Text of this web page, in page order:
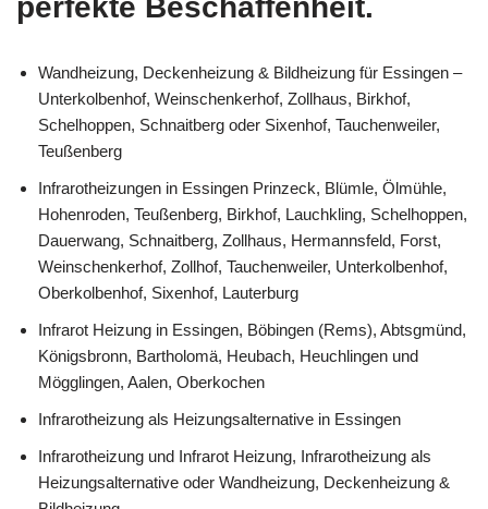
perfekte Beschaffenheit.
Wandheizung, Deckenheizung & Bildheizung für Essingen –
Unterkolbenhof, Weinschenkerhof, Zollhaus, Birkhof,
Schelhoppen, Schnaitberg oder Sixenhof, Tauchenweiler,
Teußenberg
Infrarotheizungen in Essingen Prinzeck, Blümle, Ölmühle,
Hohenroden, Teußenberg, Birkhof, Lauchkling, Schelhoppen,
Dauerwang, Schnaitberg, Zollhaus, Hermannsfeld, Forst,
Weinschenkerhof, Zollhof, Tauchenweiler, Unterkolbenhof,
Oberkolbenhof, Sixenhof, Lauterburg
Infrarot Heizung in Essingen, Böbingen (Rems), Abtsgmünd,
Königsbronn, Bartholomä, Heubach, Heuchlingen und
Mögglingen, Aalen, Oberkochen
Infrarotheizung als Heizungsalternative in Essingen
Infrarotheizung und Infrarot Heizung, Infrarotheizung als
Heizungsalternative oder Wandheizung, Deckenheizung &